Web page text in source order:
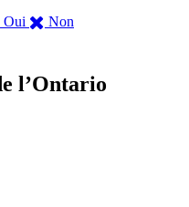
Oui ,
été
Non
m’a
l’Ontario